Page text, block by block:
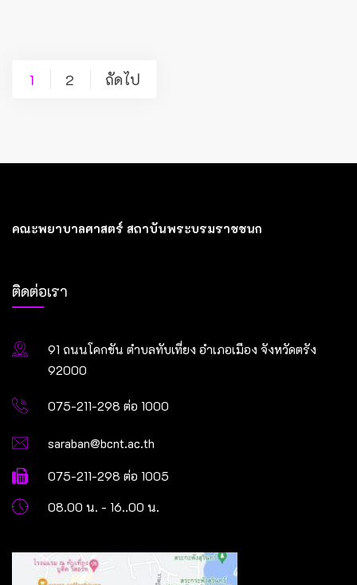
Posts
1 2 ถัดไป
คณะพยาบาลศาสตร์ สถาบันพระบรมราชชนก
ติดต่อเรา
91 ถนนโคกขัน ตำบลทับเที่ยง อำเภอเมือง จังหวัดตรัง
92000
075-211-298 ต่อ 1000
saraban@bcnt.ac.th
075-211-298 ต่อ 1005
08.00 น. - 16..00 น.